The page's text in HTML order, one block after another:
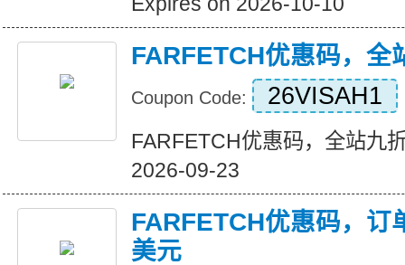
FARFETCH优惠码，全
Coupon Code: 26VISAH1
FARFETCH优惠码，全站九
2026-09-23
FARFETCH优惠码，订
美元